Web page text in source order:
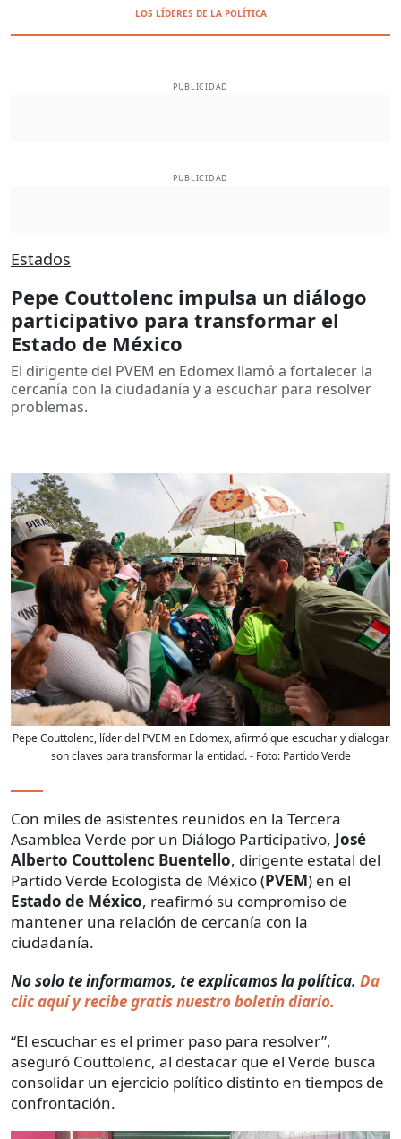
LOS LÍDERES DE LA POLÍTICA
PUBLICIDAD
PUBLICIDAD
Estados
Pepe Couttolenc impulsa un diálogo
participativo para transformar el
Estado de México
El dirigente del PVEM en Edomex llamó a fortalecer la
cercanía con la ciudadanía y a escuchar para resolver
problemas.
Pepe Couttolenc, líder del PVEM en Edomex, afirmó que escuchar y dialogar
son claves para transformar la entidad.- Foto: Partido Verde
Con miles de asistentes reunidos en la Tercera
Asamblea Verde por un Diálogo Participativo, José
Alberto Couttolenc Buentello, dirigente estatal del
Partido Verde Ecologista de México (PVEM) en el
Estado de México, reafirmó su compromiso de
mantener una relación de cercanía con la
ciudadanía.
No solo te informamos, te explicamos la política. Da
clic aquí y recibe gratis nuestro boletín diario.
“El escuchar es el primer paso para resolver”,
aseguró Couttolenc, al destacar que el Verde busca
consolidar un ejercicio político distinto en tiempos de
confrontación.